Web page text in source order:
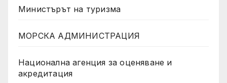
Министърът на туризма
МОРСКА АДМИНИСТРАЦИЯ
Национална агенция за оценяване и
акредитация